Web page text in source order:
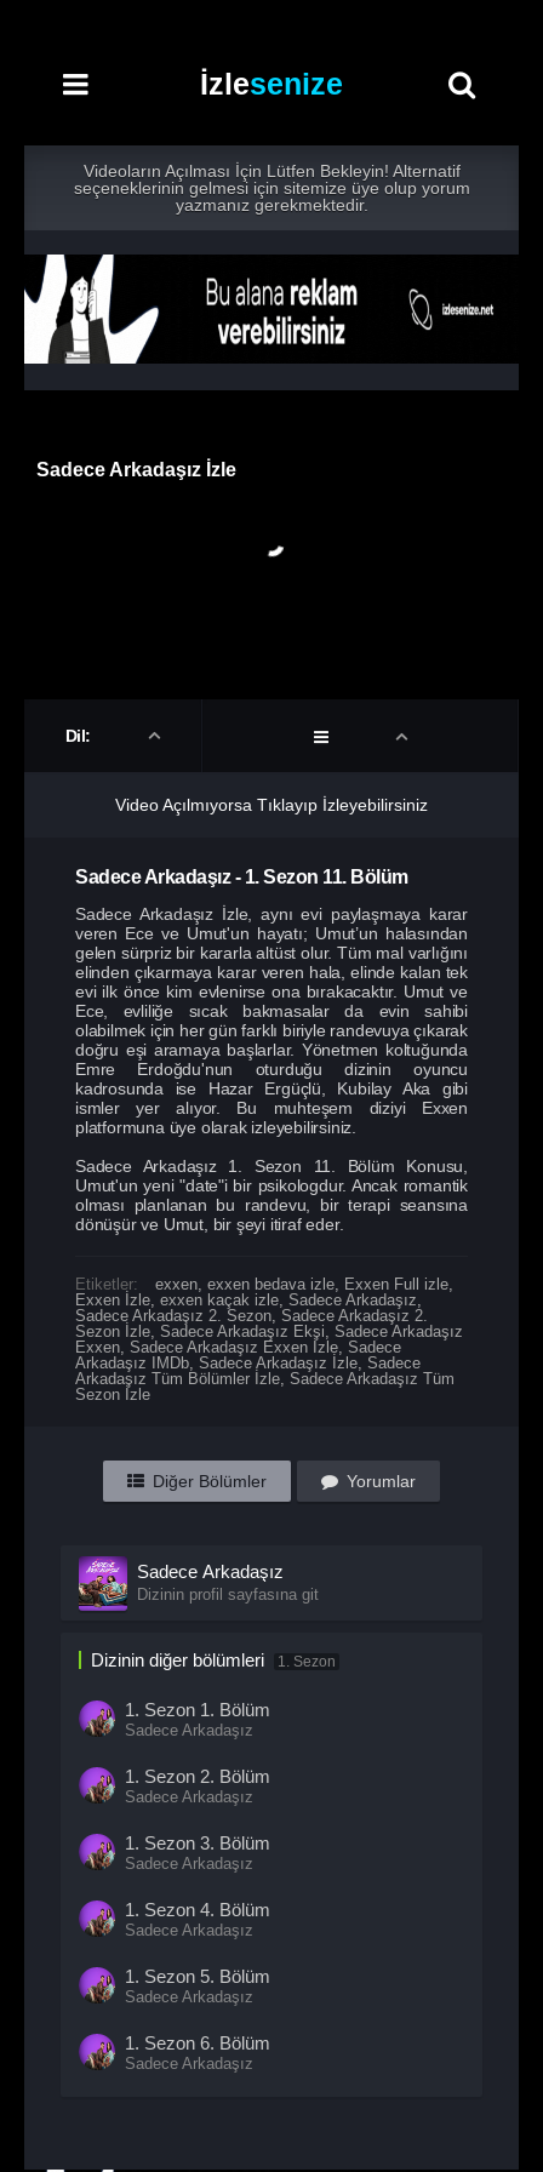
İzlesenize
Videoların Açılması İçin Lütfen Bekleyin! Alternatif
seçeneklerinin gelmesi için sitemize üye olup yorum
yazmanız gerekmektedir.
Sadece Arkadaşız İzle
Dil:
Video Açılmıyorsa Tıklayıp İzleyebilirsiniz
Sadece Arkadaşız- 1. Sezon 11. Bölüm
Sadece Arkadaşız İzle, aynı evi paylaşmaya karar
veren Ece ve Umut'un hayatı; Umut’un halasından
gelen sürpriz bir kararla altüst olur. Tüm mal varlığını
elinden çıkarmaya karar veren hala, elinde kalan tek
evi ilk önce kim evlenirse ona bırakacaktır. Umut ve
Ece, evliliğe sıcak bakmasalar da evin sahibi
olabilmek için her gün farklı biriyle randevuya çıkarak
doğru eşi aramaya başlarlar. Yönetmen koltuğunda
Emre Erdoğdu'nun oturduğu dizinin oyuncu
kadrosunda ise Hazar Ergüçlü, Kubilay Aka gibi
ismler yer alıyor. Bu muhteşem diziyi Exxen
platformuna üye olarak izleyebilirsiniz.
Sadece Arkadaşız 1. Sezon 11. Bölüm Konusu,
Umut'un yeni "date"i bir psikologdur. Ancak romantik
olması planlanan bu randevu, bir terapi seansına
dönüşür ve Umut, bir şeyi itiraf eder.
Etiketler: exxen exxen bedava izle Exxen Full izle
Exxen İzle exxen kaçak izle Sadece Arkadaşız
Sadece Arkadaşız 2. Sezon Sadece Arkadaşız 2.
Sezon İzle Sadece Arkadaşız Ekşi
Sadece Arkadaşız
Exxen Sadece Arkadaşız Exxen İzle Sadece
Arkadaşız IMDb Sadece Arkadaşız İzle Sadece
Arkadaşız Tüm Bölümler İzle Sadece Arkadaşız Tüm
Sezon İzle
Diğer Bölümler Yorumlar
Sadece Arkadaşız
Dizinin profil sayfasına git
Dizinin diğer bölümleri 1. Sezon
1. Sezon 1. Bölüm
Sadece Arkadaşız
1. Sezon 2. Bölüm
Sadece Arkadaşız
1. Sezon 3. Bölüm
Sadece Arkadaşız
1. Sezon 4. Bölüm
Sadece Arkadaşız
1. Sezon 5. Bölüm
Sadece Arkadaşız
1. Sezon 6. Bölüm
Sadece Arkadaşız